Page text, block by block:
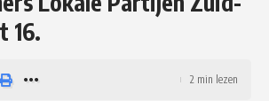
16.
2 min lezen